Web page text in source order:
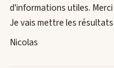
d'informations utiles.
Je vais mettre les
Nicolas